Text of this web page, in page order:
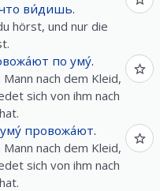
ви́дишь.
hörst, und nur die
по уму́.
nach dem Kleid,
sich von ihm nach
уму́ провожа́ют.
nach dem Kleid,
sich von ihm nach